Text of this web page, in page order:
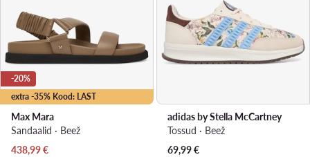
extra -35% Kood: LAST
-20%
Max Mara
Sandaalid · Beež
Praegune hind
438,99€
adidas by Stella McCartney
Tossud · Beež
69,99€